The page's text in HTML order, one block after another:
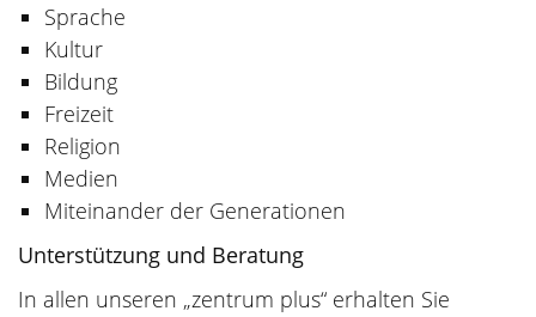
Sprache
Kultur
Bildung
Freizeit
Religion
Medien
Miteinander der Generationen
Unterstützung und Beratung
In allen unseren „zentrum plus“ erhalten Sie